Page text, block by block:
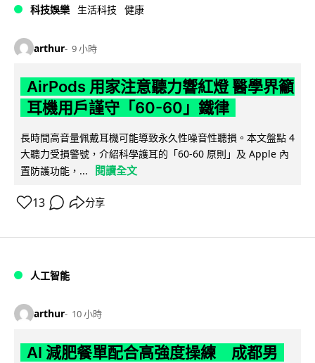
科技娛樂 生活科技 健康
arthur 9 小時
AirPods 用家注意聽力響紅燈 醫學界籲
耳機用戶謹守「60-60」鐵律
長時間高音量佩戴耳機可能導致永久性噪音性聽損。本文盤點 4
大聽力受損警號，介紹科學護耳的「60-60 原則」及 Apple 內
置防護功能，...
閱讀全文
13 分享
人工智能
arthur 10 小時
AI 減肥餐單配合高強度操練 成都男